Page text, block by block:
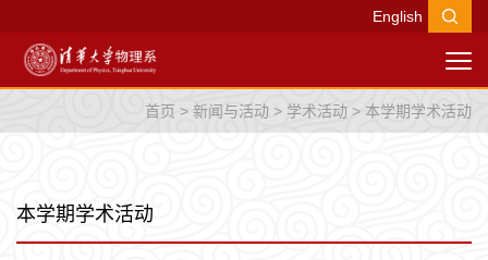
English
首页 > 新闻与活动 > 学术活动 > 本学期学术活动
本学期学术活动